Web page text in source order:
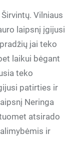
Vilniaus
laipsnį įgijusi
jai teko
laikui bėgant
teko
patirties ir
Neringa
atsirado
ir